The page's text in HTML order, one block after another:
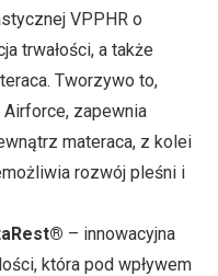
VPPHR o
trwałości, a także
Tworzywo to,
zapewnia
materaca, z kolei
rozwój pleśni i
– innowacyjna
która pod wpływem